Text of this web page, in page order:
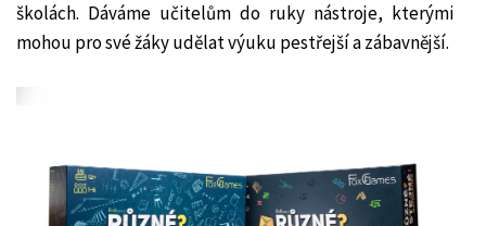
školách. Dáváme učitelům do ruky nástroje, kterými
mohou pro své žáky udělat výuku pestřejší a zábavnější.